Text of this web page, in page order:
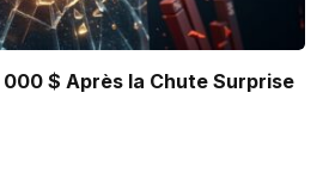
$ Après la Chute Surprise